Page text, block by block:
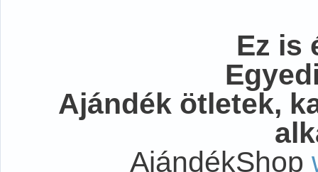
Ez is
Ajándék ötletek,
AjándékShop